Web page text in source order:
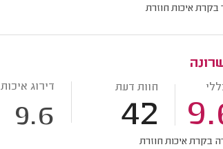
בקרת איכות חוזרת
חוות דעת
42
דירוג איכות
9.6
בקרת איכות חוזרת